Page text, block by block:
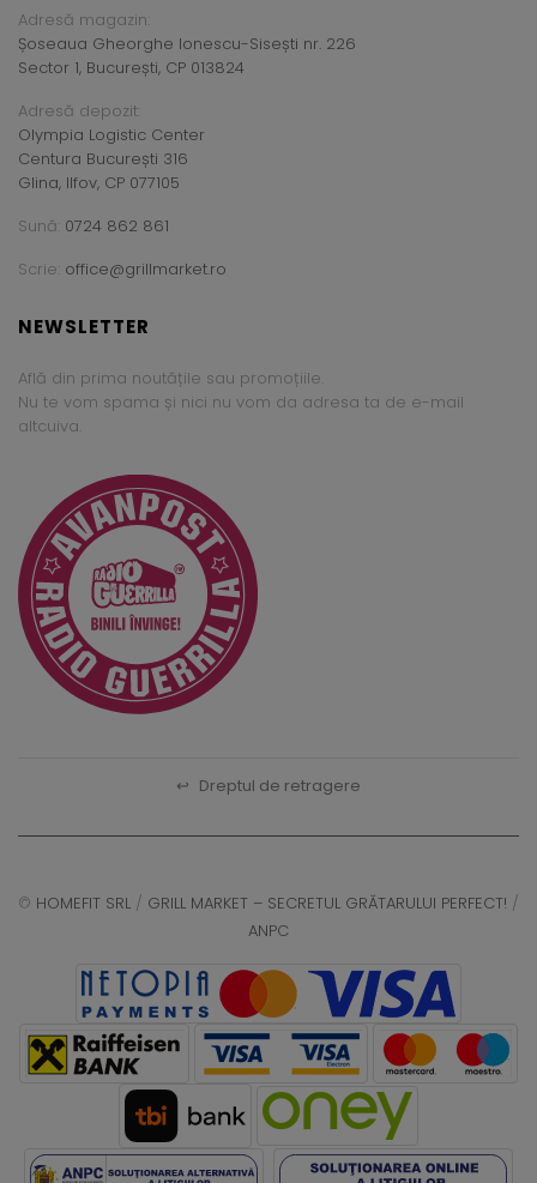
Adresă magazin:
Șoseaua Gheorghe Ionescu-Sisești nr. 226
Sector 1, București, CP 013824
Adresă depozit:
Olympia Logistic Center
Centura București 316
Glina, Ilfov, CP 077105
Sună: 0724 862 861
Scrie: office@grillmarket.ro
NEWSLETTER
Află din prima noutățile sau promoțiile.
Nu te vom spama și nici nu vom da adresa ta de e-mail
altcuiva.
↩ Dreptul de retragere
© HOMEFIT SRL / GRILL MARKET – SECRETUL GRĂTARULUI PERFECT! /
ANPC